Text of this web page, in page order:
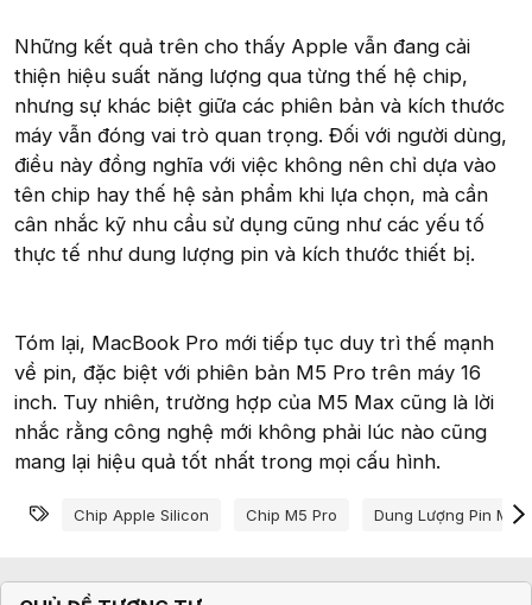
Những kết quả trên cho thấy Apple vẫn đang cải
thiện hiệu suất năng lượng qua từng thế hệ chip,
nhưng sự khác biệt giữa các phiên bản và kích thước
máy vẫn đóng vai trò quan trọng. Đối với người dùng,
điều này đồng nghĩa với việc không nên chỉ dựa vào
tên chip hay thế hệ sản phẩm khi lựa chọn, mà cần
cân nhắc kỹ nhu cầu sử dụng cũng như các yếu tố
thực tế như dung lượng pin và kích thước thiết bị.
Tóm lại, MacBook Pro mới tiếp tục duy trì thế mạnh
về pin, đặc biệt với phiên bản M5 Pro trên máy 16
inch. Tuy nhiên, trường hợp của M5 Max cũng là lời
nhắc rằng công nghệ mới không phải lúc nào cũng
mang lại hiệu quả tốt nhất trong mọi cấu hình.
Từ khóa
Chip Apple Silicon Chip M5 Pro Dung Lượng Pin